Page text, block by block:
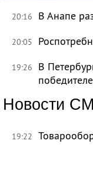
20:16 В Анапе
20:05
19:26
В
Новости
19:22